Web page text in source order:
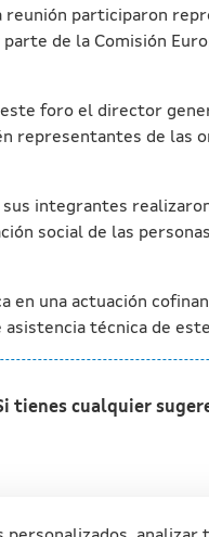
reunión participaron
de la Comisión
foro el director
de las
integrantes
social de las
en una actuación
técnica de
tienes cualquier